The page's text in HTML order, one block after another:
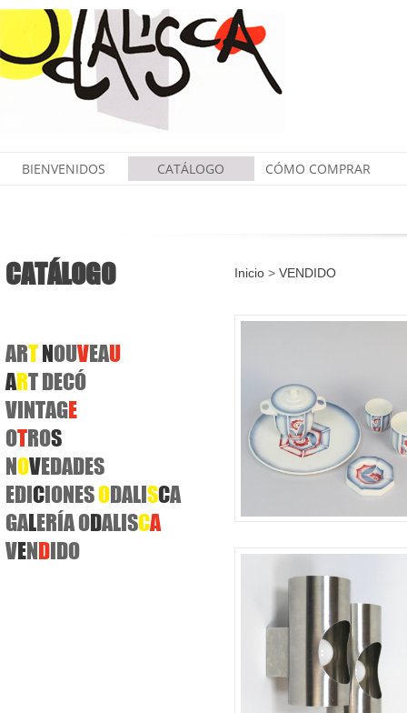
BIENVENIDOS CATÁLOGO CÓMO COMPRAR
CATÁLOGO
ARTNOUVEAU
ART DECÓ
VINTAGE
OTROS
NOVEDADES
EDICIONESODALISCA
GALERÍA ODALISCA
VENDIDO
Inicio > VENDIDO